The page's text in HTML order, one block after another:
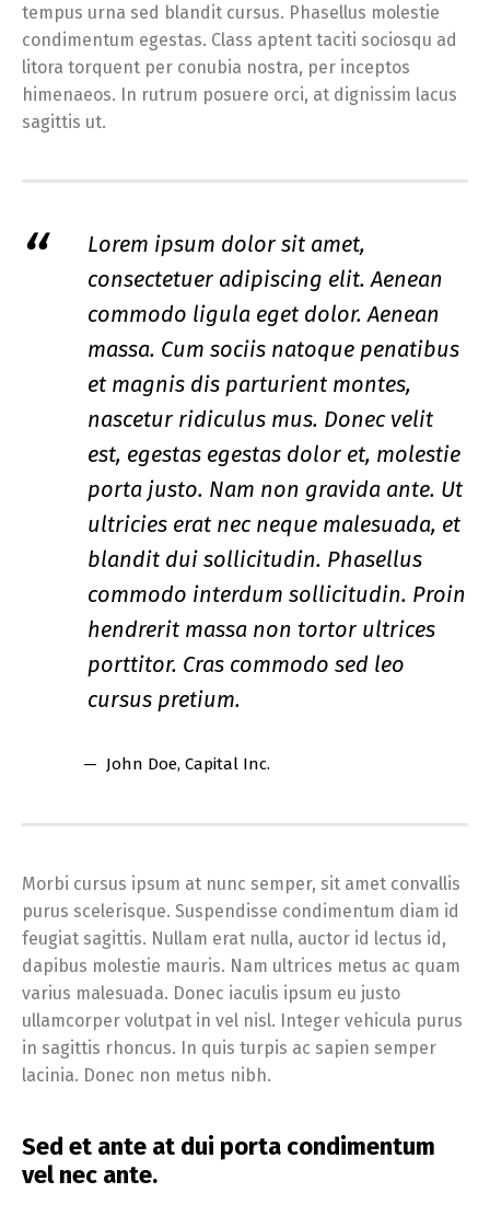
tempus urna sed blandit cursus. Phasellus molestie
condimentum egestas. Class aptent taciti sociosqu ad
litora torquent per conubia nostra, per inceptos
himenaeos. In rutrum posuere orci, at dignissim lacus
sagittis ut.
Lorem ipsum dolor sit amet,
consectetuer adipiscing elit. Aenean
commodo ligula eget dolor. Aenean
massa. Cum sociis natoque penatibus
et magnis dis parturient montes,
nascetur ridiculus mus. Donec velit
est, egestas egestas dolor et, molestie
porta justo. Nam non gravida ante. Ut
ultricies erat nec neque malesuada, et
blandit dui sollicitudin. Phasellus
commodo interdum sollicitudin. Proin
hendrerit massa non tortor ultrices
porttitor. Cras commodo sed leo
cursus pretium.
John Doe, Capital Inc.
Morbi cursus ipsum at nunc semper, sit amet convallis
purus scelerisque. Suspendisse condimentum diam id
feugiat sagittis. Nullam erat nulla, auctor id lectus id,
dapibus molestie mauris. Nam ultrices metus ac quam
varius malesuada. Donec iaculis ipsum eu justo
ullamcorper volutpat in vel nisl. Integer vehicula purus
in sagittis rhoncus. In quis turpis ac sapien semper
lacinia. Donec non metus nibh.
Sed et ante at dui porta condimentum
vel nec ante.